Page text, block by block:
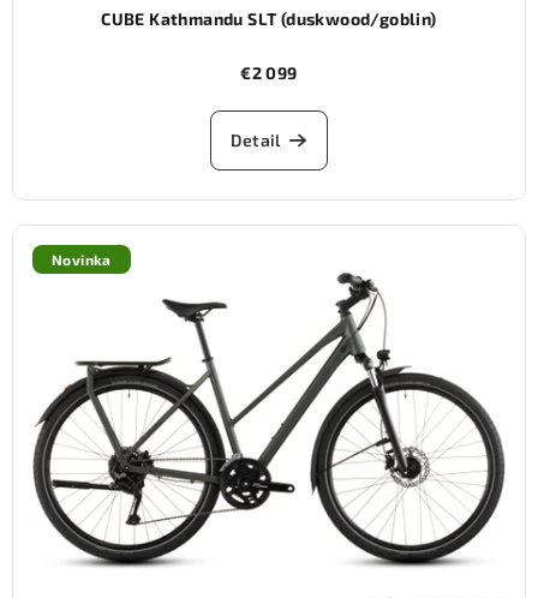
CUBE Kathmandu SLT (duskwood/goblin)
€2 099
Detail
Novinka